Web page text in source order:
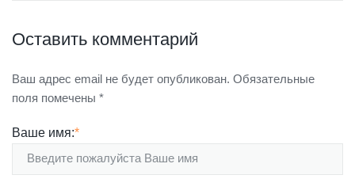
Оставить комментарий
Ваш адрес email не будет опубликован. Обязательные
поля помечены *
Ваше имя:*